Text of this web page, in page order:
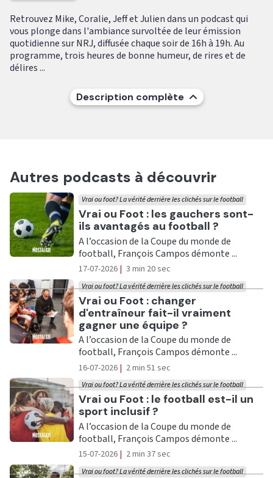
Retrouvez Mike, Coralie, Jeff et Julien dans un podcast qui
vous plonge dans l'ambiance survoltée de leur émission
quotidienne sur NRJ, diffusée chaque soir de 16h à 19h. Au
programme, trois heures de bonne humeur, de rires et de
délires ...
Description complète
Autres podcasts à découvrir
Ecouter
Vrai ou Foot : les gauchers sont-
ils avantagés au football ?
Vrai ou foot? La vérité derrière les clichés sur le football
A l’occasion de la Coupe du monde de
football, François Campos démonte ...
17-07-2026 | 3 min 20 sec
Ecouter
Vrai ou Foot : changer
d'entraîneur fait-il vraiment
gagner une équipe ?
Vrai ou foot? La vérité derrière les clichés sur le football
A l’occasion de la Coupe du monde de
football, François Campos démonte ...
16-07-2026 | 2 min 51 sec
Ecouter
Vrai ou Foot : le football est-il un
sport inclusif ?
Vrai ou foot? La vérité derrière les clichés sur le football
A l’occasion de la Coupe du monde de
football, François Campos démonte ...
15-07-2026 | 2 min 37 sec
Vrai ou foot? La vérité derrière les clichés sur le football